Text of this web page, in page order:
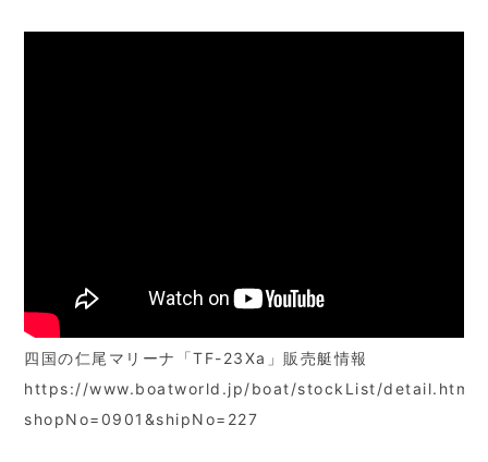
四国の仁尾マリーナ「TF-23Xa」販売艇情報
https://www.boatworld.jp/boat/stockList/detail.html?
shopNo=0901&shipNo=227